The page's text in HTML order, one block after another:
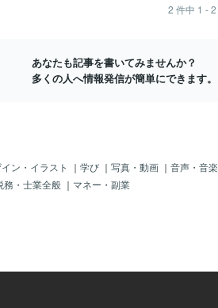
ができるでしょう。各運勢の詳細全体
しょう。自分のペースで物事を進めるこ
とができ、周囲に流されることなく、落
ち着いて過ごすことができます。自己肯
た愛情に包まれ、穏やかな時間を過ごせ
るでしょう。パートナーがいる人は、二
出会いを引き寄せる可能性もあります。
2 件中 1 - 2
あなたも記事を書いてみませんか？
多くの人へ情報発信が簡単にできます。
ン・イラスト ｜ 学び ｜ 写真・動画 ｜ 音声・音楽
務・士業全般 ｜ マネー・副業